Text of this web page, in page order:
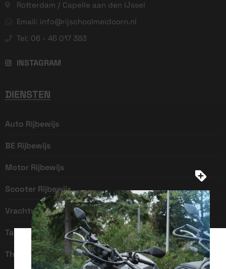
Rotterdam / Capelle aan den IJssel
Email: info@rijschoolmeidoorn.nl
Tel: 06 - 46 017 383
INSTAGRAM
DIENSTEN
Auto Rijbewijs
BE Rijbewijs
Motor Rijbewijs
Scooter Rijbewijs
Vrachtwagen Rijbewijs
Taxi Rijbewijs
Theorie